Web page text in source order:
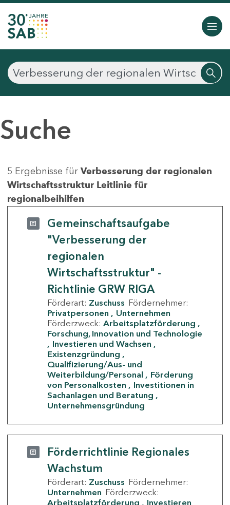
Suche
5 Ergebnisse für Verbesserung der regionalen
Wirtschaftsstruktur Leitlinie für
regionalbeihilfen
Gemeinschaftsaufgabe
"Verbesserung der
regionalen
Wirtschaftsstruktur" -
Richtlinie GRW RIGA
Förderart: Zuschuss Fördernehmer:
Privatpersonen
Unternehmen
Förderzweck: Arbeitsplatzförderung
Forschung, Innovation und Technologie
Investieren und Wachsen
Existenzgründung
Qualifizierung/Aus- und
Weiterbildung/Personal
Förderung
von Personalkosten
Investitionen in
Sachanlagen und Beratung
Unternehmensgründung
Förderrichtlinie Regionales
Wachstum
Förderart: Zuschuss Fördernehmer:
Unternehmen Förderzweck:
Arbeitsplatzförderung
Investieren